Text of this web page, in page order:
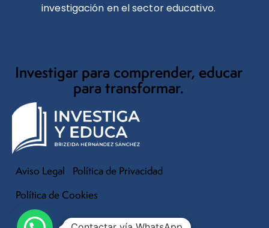
investigación en el sector educativo.
Investigar para comprender, educar
para transformar.
Aviso Legal
Política de Privacidad
Política de Cookies